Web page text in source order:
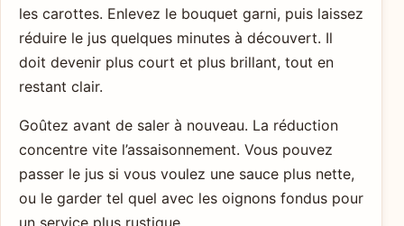
les carottes. Enlevez le bouquet garni, puis laissez
réduire le jus quelques minutes à découvert. Il
doit devenir plus court et plus brillant, tout en
restant clair.
Goûtez avant de saler à nouveau. La réduction
concentre vite l’assaisonnement. Vous pouvez
passer le jus si vous voulez une sauce plus nette,
ou le garder tel quel avec les oignons fondus pour
un service plus rustique.